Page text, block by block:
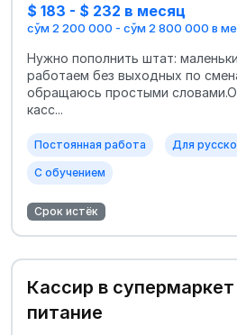
$ 183 - $ 232 в месяц
сўм 2 200 000 - сўм 2 800 000 в
Нужно пополнить штат:
работаем без выходных по
обращаюсь простыми
касс...
Постоянная работа Для
С обучением
Срок истёк
Кассир в
питание